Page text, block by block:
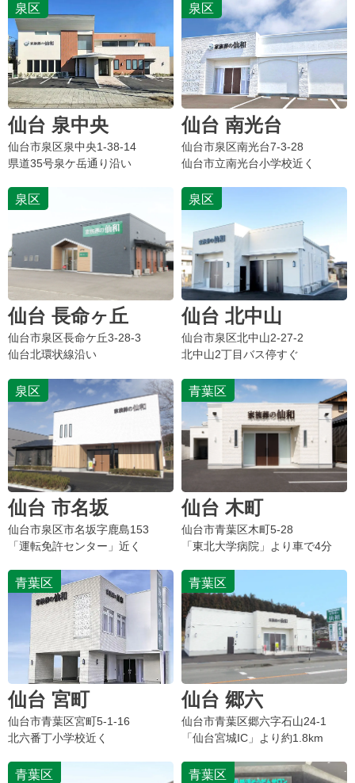
泉区
仙台 泉中央
仙台市泉区泉中央1-38-14
県道35号泉ケ岳通り沿い
泉区
仙台 南光台
仙台市泉区南光台7-3-28
仙台市立南光台小学校近く
泉区
仙台 長命ヶ丘
仙台市泉区長命ケ丘3-28-3
仙台北環状線沿い
泉区
仙台 北中山
仙台市泉区北中山2-27-2
北中山2丁目バス停すぐ
泉区
仙台 市名坂
仙台市泉区市名坂字鹿島153
「運転免許センター」近く
青葉区
仙台 木町
仙台市青葉区木町5-28
「東北大学病院」より車で4分
青葉区
仙台 宮町
仙台市青葉区宮町5-1-16
北六番丁小学校近く
青葉区
仙台 郷六
仙台市青葉区郷六字石山24-1
「仙台宮城IC」より約1.8km
青葉区 青葉区